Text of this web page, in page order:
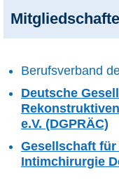
Berufsverband
Deutsche
e.V. (DGPRÄC)
Gesellschaft
Intimchirurgie